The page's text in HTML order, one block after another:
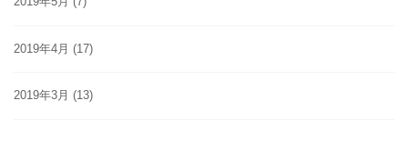
2019年4月 (17)
2019年3月 (13)